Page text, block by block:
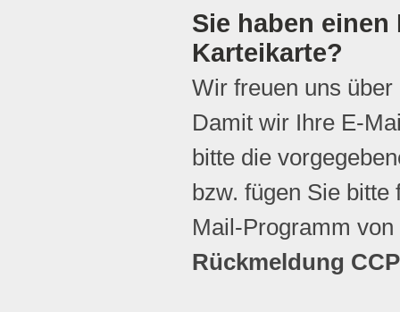
Sie haben
Karteikarte?
Wir freuen uns
Damit wir Ihre E-
bitte die
bzw. fügen Sie
Mail-Programm
Rückmeldung